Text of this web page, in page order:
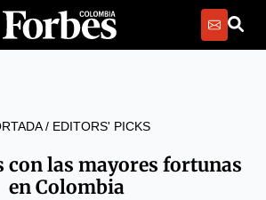
/ EDITORS' PICKS
con las mayores fortunas
en Colombia